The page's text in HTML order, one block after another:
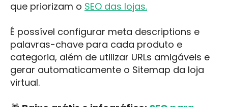
que priorizam o SEO das lojas.
É possível configurar meta descriptions e
palavras-chave para cada produto e
categoria, além de utilizar URLs amigáveis e
gerar automaticamente o Sitemap da loja
virtual.